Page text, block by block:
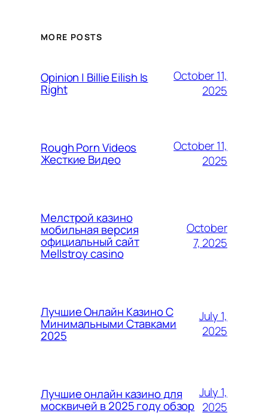
MORE POSTS
Opinion | Billie Eilish Is
Right
October 11,
2025
Rough Porn Videos
Жесткие Видео
October 11,
2025
Мелстрой казино
мобильная версия
официальный сайт
Mellstroy casino
October
7, 2025
Лучшие Онлайн Казино С
Минимальными Ставками
2025
July 1,
2025
Лучшие онлайн казино для
москвичей в 2025 году обзор
July 1,
2025